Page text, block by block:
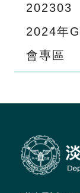
202303
2024年
會專區